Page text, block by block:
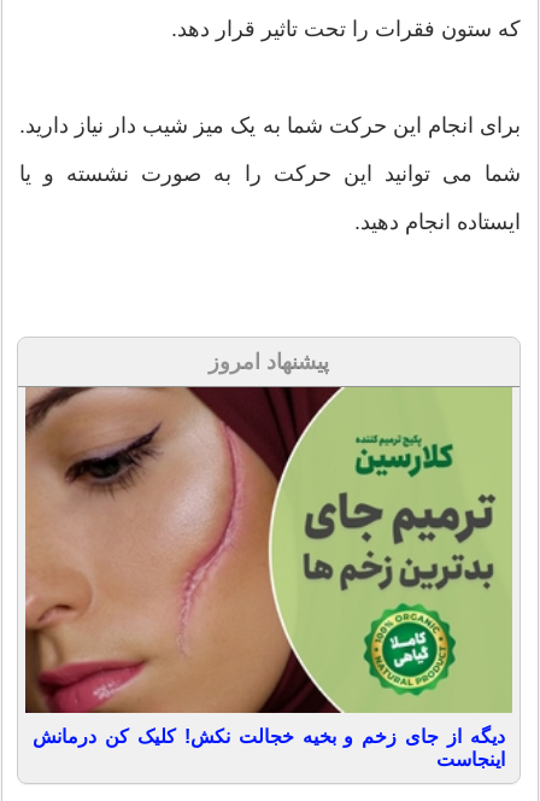
که ستون فقرات را تحت تاثیر قرار دهد.
برای انجام این حرکت شما به یک میز شیب دار نیاز دارید.
شما می توانید این حرکت را به صورت نشسته و یا
ایستاده انجام دهید.
پیشنهاد امروز
دیگه از جای زخم و بخیه خجالت نکش! کلیک کن درمانش
اینجاست